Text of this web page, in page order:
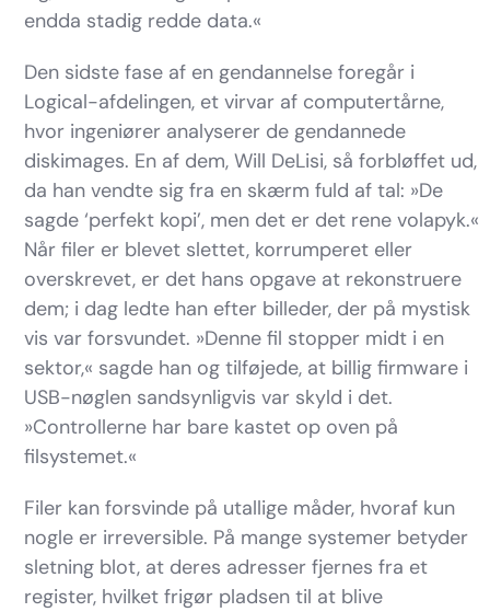
endda stadig redde data.«
Den sidste fase af en gendannelse foregår i
Logical-afdelingen, et virvar af computertårne,
hvor ingeniører analyserer de gendannede
diskimages. En af dem, Will DeLisi, så forbløffet ud,
da han vendte sig fra en skærm fuld af tal: »De
sagde ‘perfekt kopi’, men det er det rene volapyk.«
Når filer er blevet slettet, korrumperet eller
overskrevet, er det hans opgave at rekonstruere
dem; i dag ledte han efter billeder, der på mystisk
vis var forsvundet. »Denne fil stopper midt i en
sektor,« sagde han og tilføjede, at billig firmware i
USB-nøglen sandsynligvis var skyld i det.
»Controllerne har bare kastet op oven på
filsystemet.«
Filer kan forsvinde på utallige måder, hvoraf kun
nogle er irreversible. På mange systemer betyder
sletning blot, at deres adresser fjernes fra et
register, hvilket frigør pladsen til at blive